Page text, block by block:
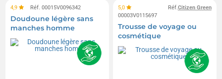
4,9 Réf. 00015V0096342
Doudoune légère sans
manches homme
Citizen Green
5,0
Réf.
00003V0115697
Trousse de voyage ou
cosmétique